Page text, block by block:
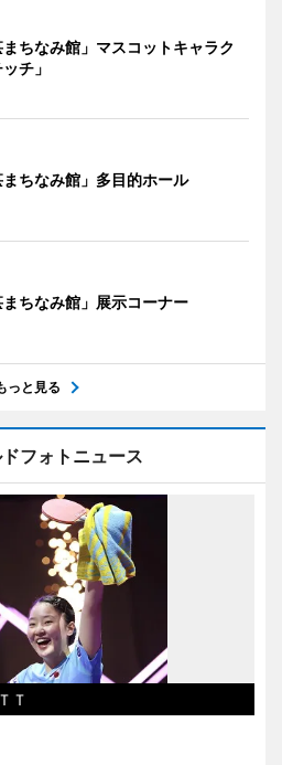
まちなみ館」マスコットキャラク
チ」
まちなみ館」多目的ホール
まちなみ館」展示コーナー
っと見る
フォトニュース
Ｔ